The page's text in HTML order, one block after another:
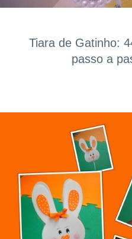
Tiara de Gatinho:
passo a